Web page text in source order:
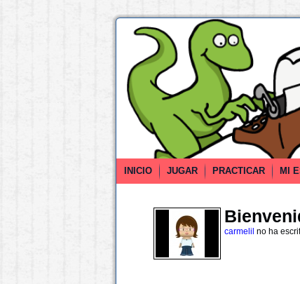
INICIO JUGAR PRACTICAR MI
carmelil no ha